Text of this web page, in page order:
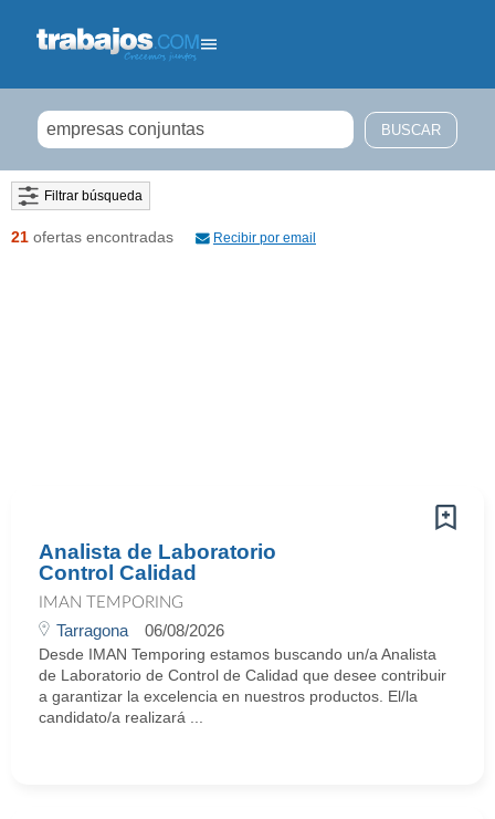
Filtrar búsqueda
21 ofertas encontradas Recibir por email
Analista de Laboratorio
Control Calidad
IMAN TEMPORING
Tarragona 06/08/2026
Desde IMAN Temporing estamos buscando un/a Analista
de Laboratorio de Control de Calidad que desee contribuir
a garantizar la excelencia en nuestros productos. El/la
candidato/a realizará ...